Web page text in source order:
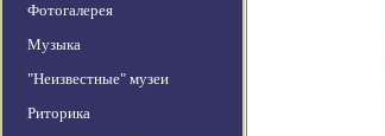
Фотогалерея
Музыка
"Неизвестные" музеи
Риторика